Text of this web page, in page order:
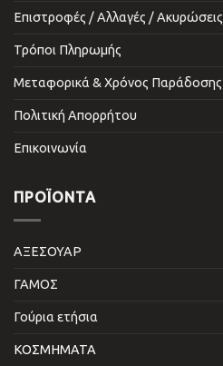
Επιστροφές / Αλλαγές / Ακυρώσεις
Τρόποι Πληρωμής
Μεταφορικά & Χρόνος Παράδοσης
Πολιτική Απορρήτου
Επικοινωνία
ΠΡΟΪΌΝΤΑ
ΑΞΕΣΟΥΑΡ
ΓΑΜΟΣ
Γούρια ετήσια
ΚΟΣΜΗΜΑΤΑ